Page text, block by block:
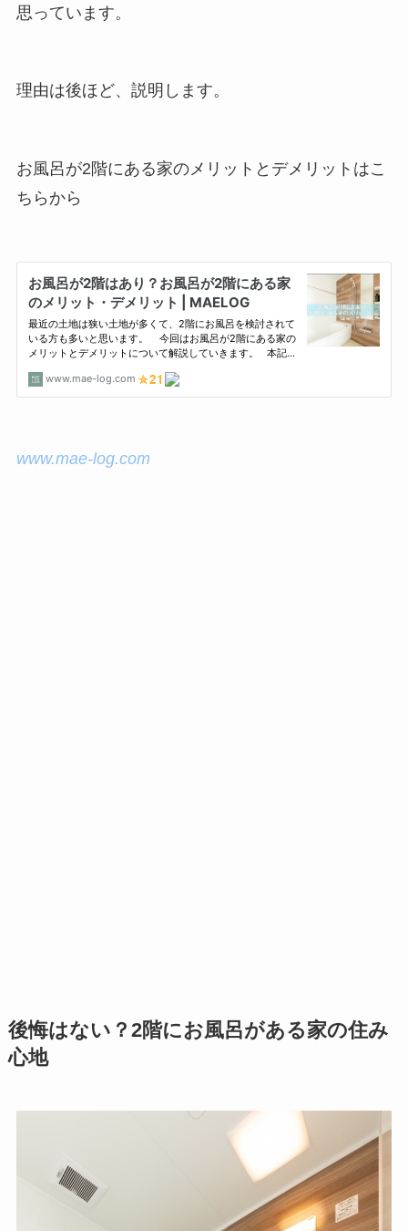
思っています。
理由は後ほど、説明します。
お風呂が2階にある家のメリットとデメリットはこ
ちらから
www.mae-log.com
後悔はない？2階にお風呂がある家の住み
心地